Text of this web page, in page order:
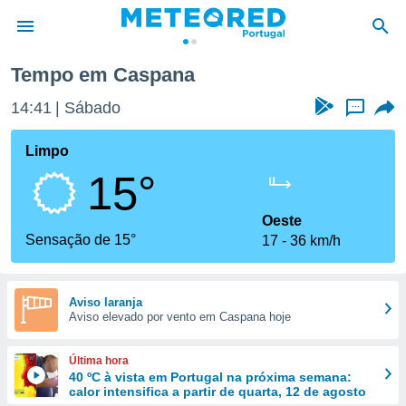
da
foi
fornecidas
a este
das
forma
digital
Tempo em Caspana
14:41 Sábado ...
Limpo
15°
Sensação de 15°
Oeste
17
36 km/h
Aviso laranja
Aviso elevado por vento em Caspana hoje
Última hora
40 ºC à vista em Portugal na próxima semana:
calor intensifica a partir de quarta, 12 de agosto